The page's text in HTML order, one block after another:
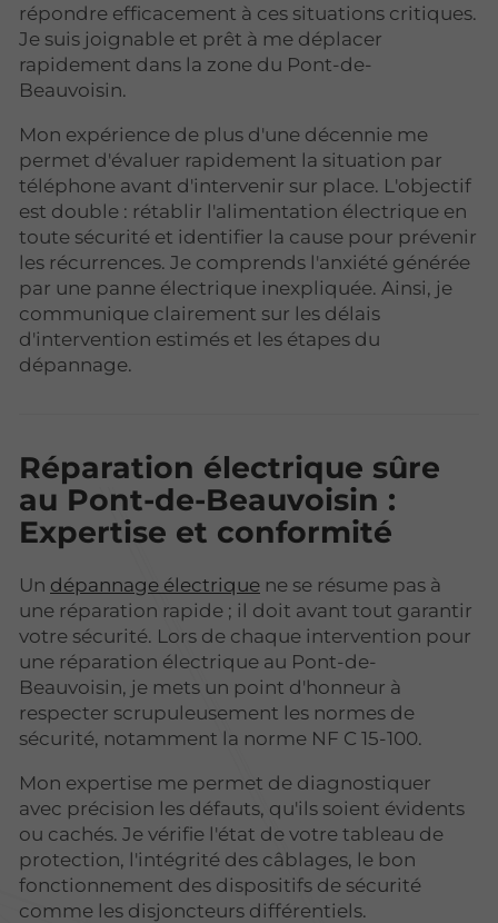
répondre efficacement à ces situations critiques.
Je suis joignable et prêt à me déplacer
rapidement dans la zone du Pont-de-
Beauvoisin.
Mon expérience de plus d'une décennie me
permet d'évaluer rapidement la situation par
téléphone avant d'intervenir sur place. L'objectif
est double : rétablir l'alimentation électrique en
toute sécurité et identifier la cause pour prévenir
les récurrences. Je comprends l'anxiété générée
par une panne électrique inexpliquée. Ainsi, je
communique clairement sur les délais
d'intervention estimés et les étapes du
dépannage.
Réparation électrique sûre
au Pont-de-Beauvoisin :
Expertise et conformité
Un dépannage électrique ne se résume pas à
une réparation rapide ; il doit avant tout garantir
votre sécurité. Lors de chaque intervention pour
une réparation électrique au Pont-de-
Beauvoisin, je mets un point d'honneur à
respecter scrupuleusement les normes de
sécurité, notamment la norme NF C 15-100.
Mon expertise me permet de diagnostiquer
avec précision les défauts, qu'ils soient évidents
ou cachés. Je vérifie l'état de votre tableau de
protection, l'intégrité des câblages, le bon
fonctionnement des dispositifs de sécurité
comme les disjoncteurs différentiels.